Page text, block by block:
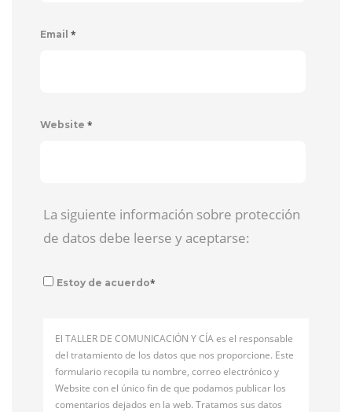
Email *
Website *
La siguiente información sobre protección
de datos debe leerse y aceptarse:
Estoy de acuerdo*
El TALLER DE COMUNICACIÓN Y CÍA es el responsable
del tratamiento de los datos que nos proporcione. Este
formulario recopila tu nombre, correo electrónico y
Website con el único fin de que podamos publicar los
comentarios dejados en la web. Tratamos sus datos